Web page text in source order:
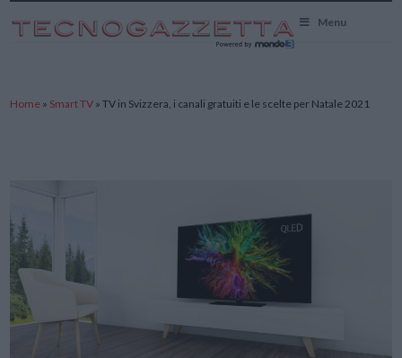
Menu
Home » Smart TV »TV in Svizzera, i canali gratuiti e le scelte per Natale 2021